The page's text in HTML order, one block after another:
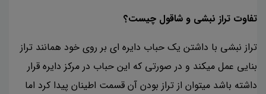
تفاوت تراز نبشی و شاقول چیست؟
تراز نبشی با داشتن یک حباب دایره ای بر روی خود همانند تراز
بنایی عمل میکند و در صورتی که این حباب در مرکز دایره قرار
داشته باشد میتوان از تراز بودن آن قسمت اطینان پیدا کرد اما